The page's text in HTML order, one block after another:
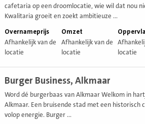
cafetaria op een droomlocatie, wie wil dat nou
Kwalitaria groeit en zoekt ambitieuze ...
Overnameprijs
Afhankelijk van de
locatie
Omzet
Afhankelijk van de
locatie
locatie
Burger Business, Alkmaar
Word dé burgerbaas van Alkmaar Welkom in
Alkmaar. Een bruisende stad met een historisch
volop energie. Burger ...
vestiging